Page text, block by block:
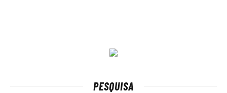
PESQUISA